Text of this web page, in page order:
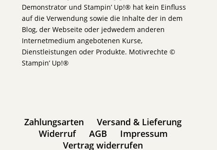
Demonstrator und Stampin’ Up!® hat kein Einfluss
auf die Verwendung sowie die Inhalte der in dem
Blog, der Webseite oder jedwedem anderen
Internetmedium angebotenen Kurse,
Dienstleistungen oder Produkte. Motivrechte ©
Stampin’ Up!®
Zahlungsarten
Versand & Lieferung
Widerruf
AGB
Impressum
Vertrag widerrufen